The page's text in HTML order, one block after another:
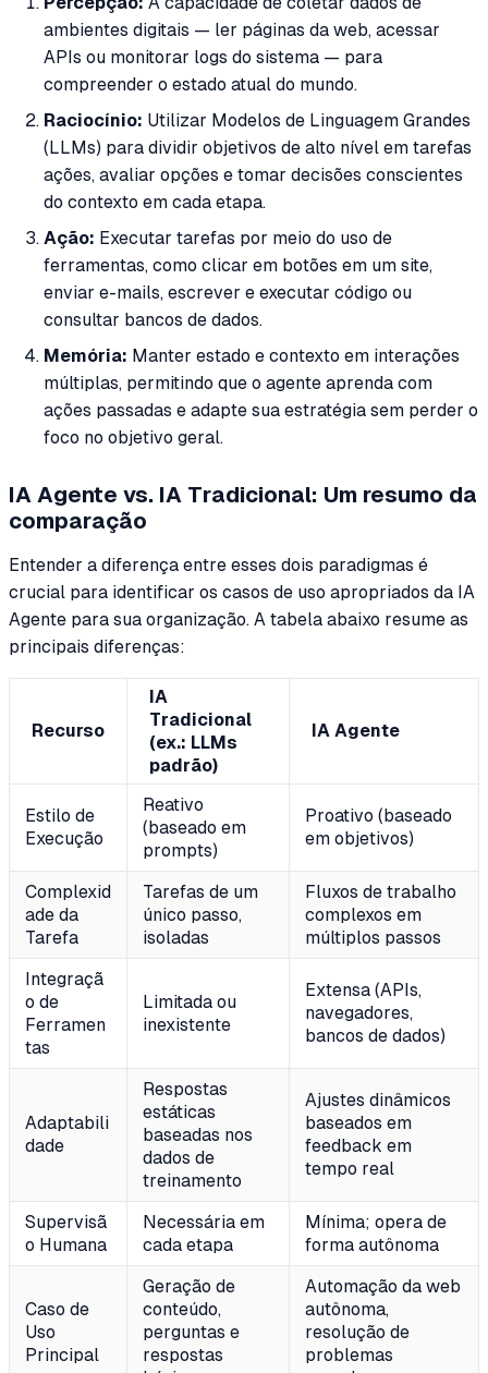
ambientes digitais — ler páginas da web, acessar
APIs ou monitorar logs do sistema — para
compreender o estado atual do mundo.
Raciocínio: Utilizar Modelos de Linguagem Grandes
(LLMs) para dividir objetivos de alto nível em tarefas
ações, avaliar opções e tomar decisões conscientes
do contexto em cada etapa.
Ação: Executar tarefas por meio do uso de
ferramentas, como clicar em botões em um site,
enviar e-mails, escrever e executar código ou
consultar bancos de dados.
Memória: Manter estado e contexto em interações
múltiplas, permitindo que o agente aprenda com
ações passadas e adapte sua estratégia sem perder o
foco no objetivo geral.
IA Agente vs. IA Tradicional: Um resumo da
comparação
Entender a diferença entre esses dois paradigmas é
crucial para identificar os casos de uso apropriados da IA
Agente para sua organização. A tabela abaixo resume as
principais diferenças:
Recurso
IA
Tradicional
(ex.: LLMs
padrão)
IA Agente
Estilo de
Execução
Reativo
(baseado em
prompts)
Proativo (baseado
em objetivos)
Complexid
ade da
Tarefa
Tarefas de um
único passo,
isoladas
Fluxos de trabalho
complexos em
múltiplos passos
Integraçã
o de
Ferramen
tas
Limitada ou
inexistente
Extensa (APIs,
navegadores,
bancos de dados)
Adaptabili
dade
Respostas
estáticas
baseadas nos
dados de
treinamento
Ajustes dinâmicos
baseados em
feedback em
tempo real
Supervisã
o Humana
Necessária em
cada etapa
Mínima; opera de
forma autônoma
Caso de
Uso
Principal
Geração de
conteúdo,
perguntas e
respostas
Automação da web
autônoma,
resolução de
problemas